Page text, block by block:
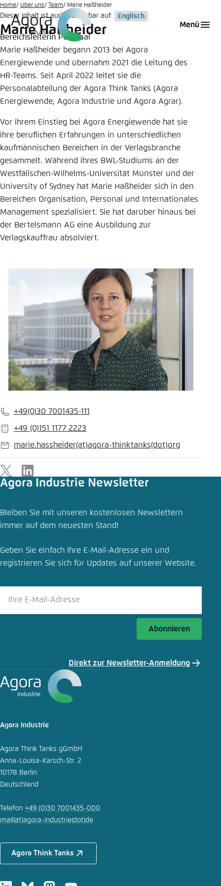
Zum
Hauptinhalt
gehen
Menü
Home Über uns Team Marie Haßheider
Dieser Inhalt ist auch verfügbar auf: Englisch
Marie Haßheider
Bereichsleiterin Personal
Marie Haßheider begann 2013 bei Agora
Energiewende und übernahm 2021 die Leitung des
HR-Teams. Seit April 2022 leitet sie die
Personalabteilung der Agora Think Tanks (Agora
Energiewende, Agora Industrie und Agora Agrar).
Vor ihrem Einstieg bei Agora Energiewende hat sie
ihre beruflichen Erfahrungen in unterschiedlichen
kaufmännischen Bereichen in der Verlagsbranche
gesammelt. Während ihres BWL-Studiums an der
Westfälischen-Wilhelms-Universität Münster und der
University of Sydney hat Marie Haßheider sich in den
Bereichen Organisation, Personal und Internationales
Management spezialisiert. Sie hat darüber hinaus bei
der Bertelsmann AG eine Ausbildung zur
Verlagskauffrau absolviert.
Telefon+49(0)30 7001435-111
Handy+49 (0)151 1177 2223
E-
Mail
marie.hassheider(at)agora-thinktanks(dot)org
X LinkedIn
Agora Industrie Newsletter
Bleiben Sie mit unseren kostenlosen Newslettern
immer auf dem neuesten Stand!
Geben Sie einfach Ihre E-Mail-Adresse ein und
registrieren Sie sich für Updates auf unserer Website.
Abonnieren
Direkt zur Newsletter-Anmeldung
Agora Industrie
Agora Think Tanks gGmbH
Anna-Louisa-Karsch-Str. 2
10178 Berlin
Deutschland
Telefon +49 (0)30 7001435-000
mail(at)agora-industrie(dot)de
Agora Think Tanks
Login
Melden Sie sich an um ..., ... und ... zu verwalten.
Benutzername
Passwort*
Anmelden
Abbrechen
Sprache auswählen
Englisch
Deutsch
Agora Think Tanks
Erscheinungsbild der Webseite
Diese Webseite passt ihr Farbschema basierend
auf Ihren Einstellungen an. Wählen Sie aus,
welches Farbschema Sie für diese Webseite
verwenden möchten.
Close
Hell
Dunkel
Automatisch
Einstellung für diese Webseite im Browser